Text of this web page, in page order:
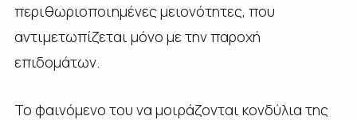
περιθωριοποιημένες μειονότητες, που
αντιμετωπίζεται μόνο με την παροχή
επιδομάτων.
Το φαινόμενο του να μοιράζονται κονδύλια της